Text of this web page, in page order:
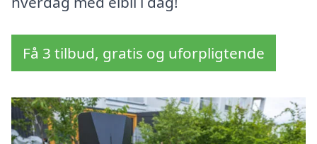
Få 3 tilbud, gratis og uforpligtende